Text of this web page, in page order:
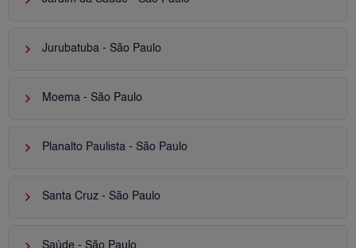
keyboard_arrow_right Jurubatuba - São Paulo
keyboard_arrow_right Moema - São Paulo
keyboard_arrow_right Planalto Paulista - São Paulo
keyboard_arrow_right Santa Cruz - São Paulo